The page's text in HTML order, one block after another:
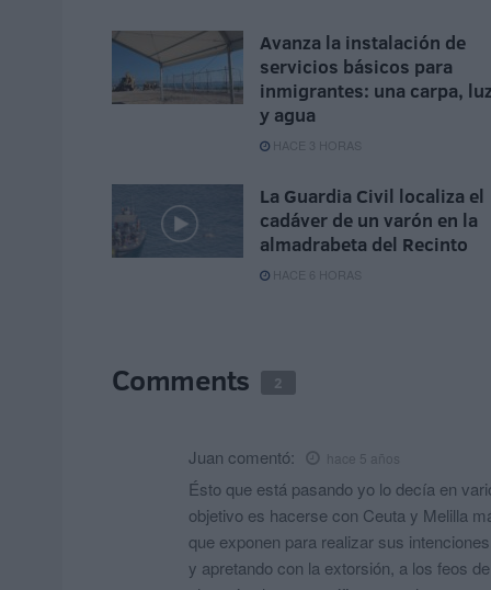
Avanza la instalación de
servicios básicos para
inmigrantes: una carpa, luz
y agua
HACE 3 HORAS
La Guardia Civil localiza el
cadáver de un varón en la
almadrabeta del Recinto
HACE 6 HORAS
Comments 2
Juan comentó: hace 5 años
Ésto que está pasando yo lo decía en
objetivo es hacerse con Ceuta y Melilla
que exponen para realizar sus
y apretando con la extorsión, a los feos